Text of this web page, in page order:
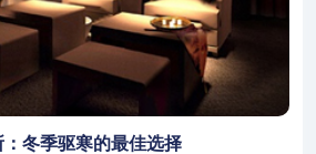
冬季驱寒的最佳选择